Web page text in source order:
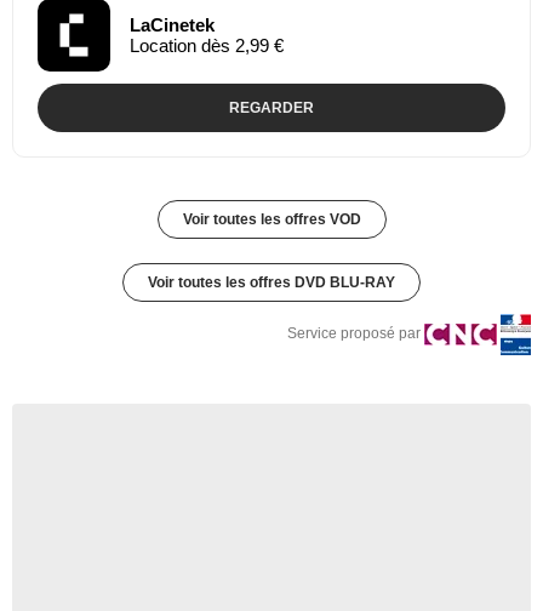
LaCinetek
Location dès 2,99 €
REGARDER
Voir toutes les offres VOD
Voir toutes les offres DVD BLU-RAY
Service proposé par